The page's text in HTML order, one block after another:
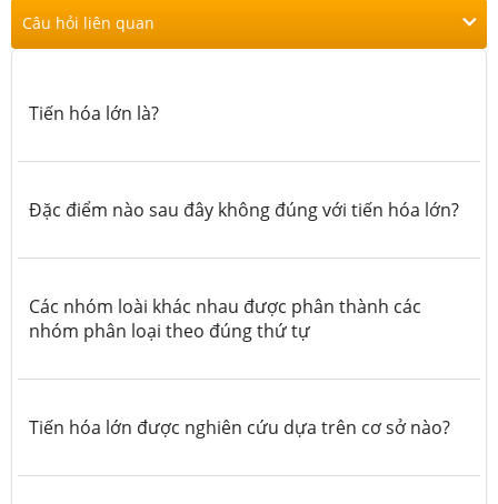
Câu hỏi liên quan
Tiến hóa lớn là?
Đặc điểm nào sau đây không đúng với tiến hóa lớn?
Các nhóm loài khác nhau được phân thành các
nhóm phân loại theo đúng thứ tự
Tiến hóa lớn được nghiên cứu dựa trên cơ sở nào?